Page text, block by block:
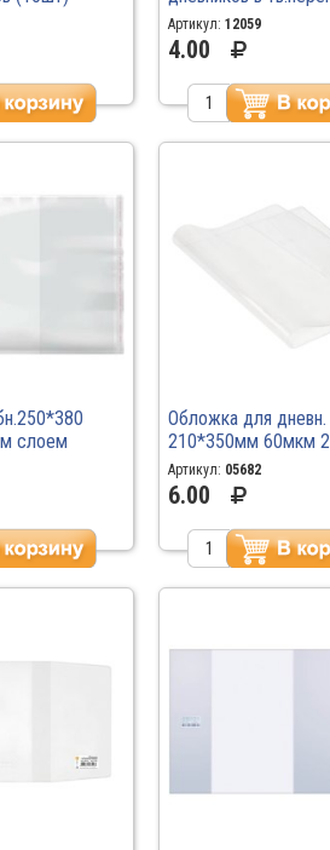
ПВХ
тетрадей 30мкм
Артикул: 12059
4.00
слоем
Обложка для дневн.
210*350мм 60мкм
Артикул: 05682
6.00